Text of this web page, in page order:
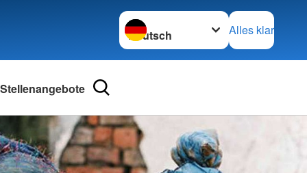
Sprache wechseln zu
Alles klar
Informationen
Beratungszentrum
Schuldnerberatung
Stellenangebote